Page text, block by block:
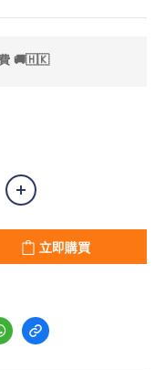
費 🚚🇭🇰
立即購買